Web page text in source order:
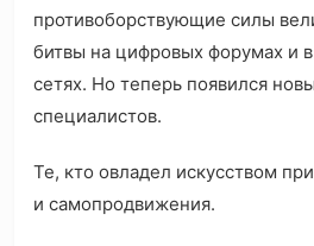
противоборствующие силы
битвы на цифровых форумах и
сетях. Но теперь появился
специалистов.
Те, кто овладел искусством
и самопродвижения.